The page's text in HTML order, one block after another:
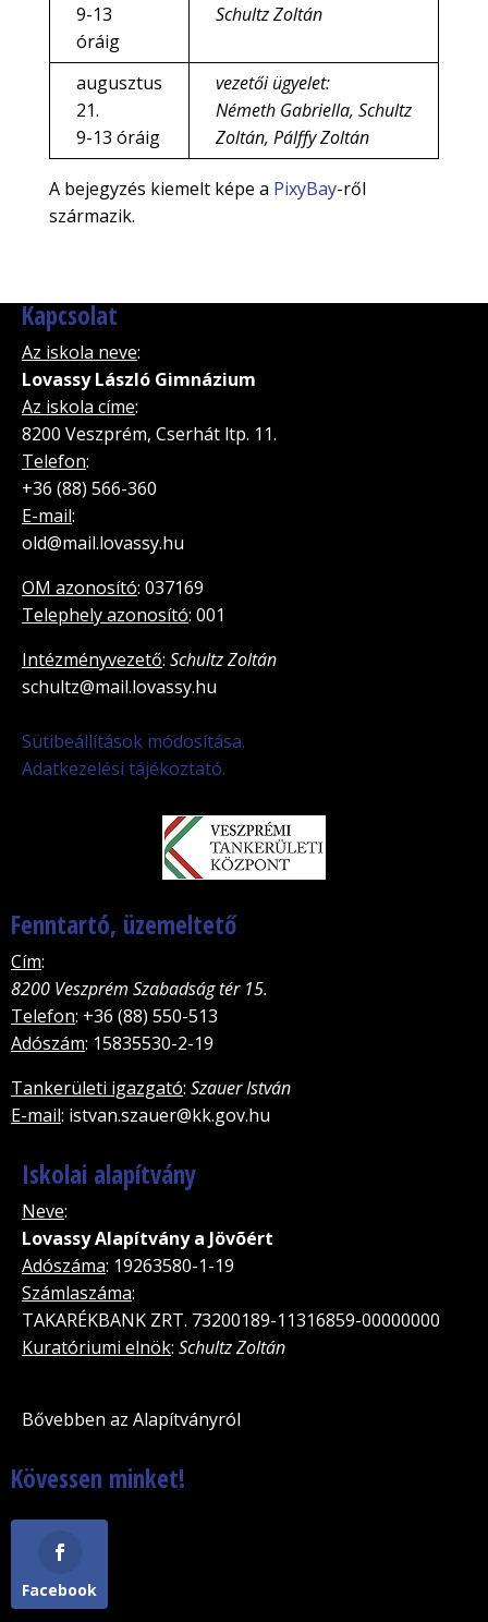
9-13
óráig
Schultz Zoltán
augusztus
21.
9-13 óráig
vezetői ügyelet:
Németh Gabriella, Schultz
Zoltán, Pálffy Zoltán
A bejegyzés kiemelt képe a PixyBay-ről
származik.
Kapcsolat
Az iskola neve:
Lovassy László Gimnázium
Az iskola címe:
8200 Veszprém, Cserhát ltp. 11.
Telefon:
+36 (88) 566-360
E-mail:
old@mail.lovassy.hu
OM azonosító: 037169
Telephely azonosító: 001
Intézményvezető: Schultz Zoltán
schultz@mail.lovassy.hu
Sütibeállítások módosítása.
Adatkezelési tájékoztató.
Fenntartó, üzemeltető
Cím:
8200 Veszprém Szabadság tér 15.
Telefon: +36 (88) 550-513
Adószám: 15835530-2-19
Tankerületi igazgató: Szauer István
E-mail: istvan.szauer@kk.gov.hu
Iskolai alapítvány
Neve:
Lovassy Alapítvány a Jövõért
Adószáma: 19263580-1-19
Számlaszáma:
TAKARÉKBANK ZRT. 73200189-11316859-00000000
Kuratóriumi elnök: Schultz Zoltán
Bővebben az Alapítványról
Kövessen minket!
Facebook